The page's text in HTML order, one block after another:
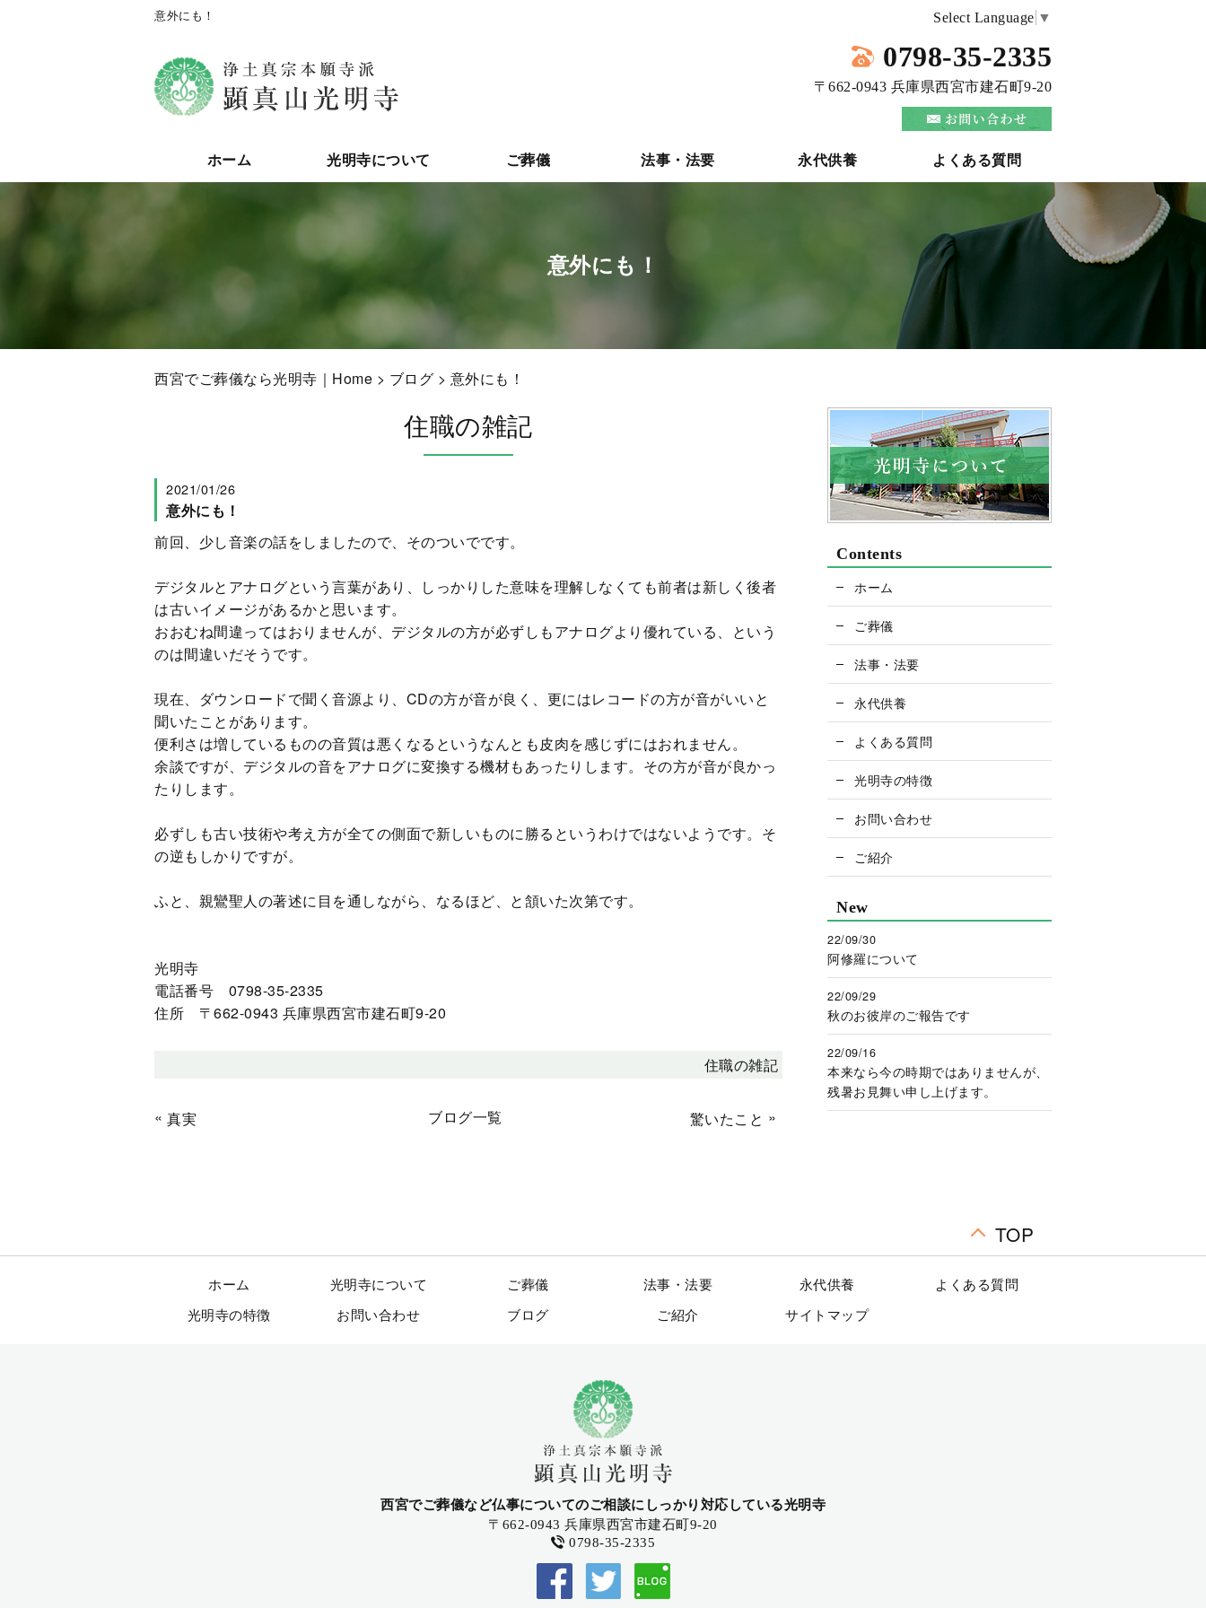
意外にも！ Select Language ▼
0798-35-2335
〒662-0943 兵庫県西宮市建石町9-20
ホーム 光明寺について ご葬儀 法事・法要 永代供養 よくある質問
意外にも！
西宮でご葬儀なら光明寺｜Home > ブログ > 意外にも！
住職の雑記
2021/01/26
意外にも！
前回、少し音楽の話をしましたので、そのついでです。
デジタルとアナログという言葉があり、しっかりした意味を理解しなくても前者は新しく後者
は古いイメージがあるかと思います。
おおむね間違ってはおりませんが、デジタルの方が必ずしもアナログより優れている、という
のは間違いだそうです。
現在、ダウンロードで聞く音源より、 CDの方が音が良く、更にはレコードの方が音がいいと
聞いたことがあります。
便利さは増しているものの音質は悪くなるというなんとも皮肉を感じずにはおれません。
余談ですが、デジタルの音をアナログに変換する機材もあったりします。その方が音が良かっ
たりします。
必ずしも古い技術や考え方が全ての側面で新しいものに勝るというわけではないようです。そ
の逆もしかりですが。
ふと、親鸞聖人の著述に目を通しながら、なるほど、と頷いた次第です。
光明寺
電話番号 0798-35-2335
住所 〒662-0943 兵庫県西宮市建石町9-20
住職の雑記
« 真実 ブログ一覧 驚いたこと »
Contents
ホーム
ご葬儀
法事・法要
永代供養
よくある質問
光明寺の特徴
お問い合わせ
ご紹介
New
22/09/30
阿修羅について
22/09/29
秋のお彼岸のご報告です
22/09/16
本来なら今の時期ではありませんが、
残暑お見舞い申し上げます。
TOP
ホーム 光明寺について ご葬儀 法事・法要 永代供養 よくある質問
光明寺の特徴 お問い合わせ ブログ ご紹介 サイトマップ
西宮でご葬儀など仏事についてのご相談にしっかり対応している光明寺
〒662-0943 兵庫県西宮市建石町9-20
0798-35-2335